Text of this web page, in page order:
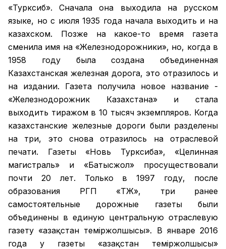
«Турксиб». Сначала она выходила на русском
языке, но с июля 1935 года начала выходить и на
казахском. Позже на какое-то время газета
сменила имя на «Железнодорожники», но, когда в
1958 году была создана объединенная
Казахстанская железная дорога, это отразилось и
на издании. Газета получила новое название -
«Железнодорожник Казахстана» и стала
выходить тиражом в 10 тысяч экземпляров. Когда
казахстанские железные дороги были разделены
на три, это снова отразилось на отраслевой
печати. Газеты «Новь Турксиба», «Целинная
магистраль» и «Батысжол» просуществовали
почти 20 лет. Только в 1997 году, после
образования РГП «ҚТЖ», три ранее
самостоятельные дорожные газеты были
объединены в единую центральную отраслевую
газету «Қазақстан темiржолшысы». В январе 2016
года у газеты «Қазақстан теміржолшысы»